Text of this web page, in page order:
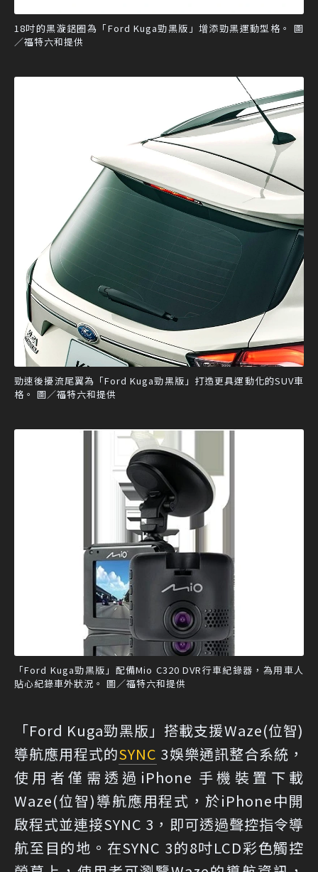
18吋的黑漩鋁圈為「Ford Kuga勁黑版」增添勁黑運動型格。 圖
／福特六和提供
勁速後擾流尾翼為「Ford Kuga勁黑版」打造更具運動化的SUV車
格。 圖／福特六和提供
「Ford Kuga勁黑版」配備Mio C320 DVR行車紀錄器，為用車人
貼心紀錄車外狀況。 圖／福特六和提供
「Ford Kuga勁黑版」搭載支援Waze(位智)
導航應用程式的SYNC 3娛樂通訊整合系統，
使用者僅需透過iPhone 手機裝置下載
Waze(位智)導航應用程式，於iPhone中開
啟程式並連接SYNC 3，即可透過聲控指令導
航至目的地。在SYNC 3的8吋LCD彩色觸控